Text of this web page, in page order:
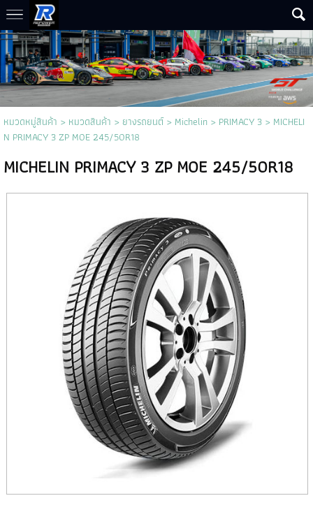
หมวดหมู่สินค้า > หมวดสินค้า >ยางรถยนต์> Michelin> PRIMACY 3> MICHELI
N PRIMACY 3 ZP MOE 245/50R18
MICHELIN PRIMACY 3 ZP MOE 245/50R18